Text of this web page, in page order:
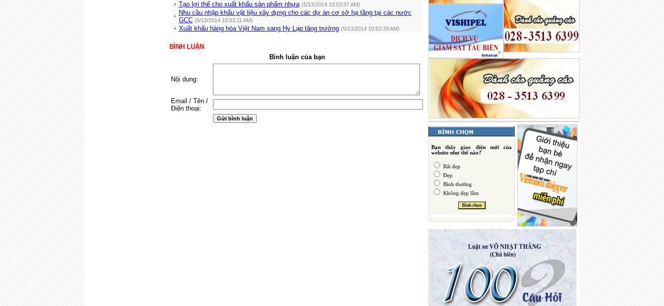
Tạo lợi thế cho xuất khẩu sản phẩm nhựa (5/13/2014 10:53:37 AM)
Nhu cầu nhập khẩu vật liệu xây dựng cho các dự án cơ sở hạ tầng tại các nước
GCC (5/13/2014 10:53:11 AM)
Xuất khẩu hàng hóa Việt Nam sang Hy Lạp tăng trưởng (5/13/2014 10:52:39 AM)
BÌNH LUẬN
Bình luận của bạn
Nội dung:
Email / Tên /
Điện thoại:
Bạn thấy giao diện mới của
website như thế nào?
Rất đẹp
Đẹp
Bình thường
Không đẹp lắm